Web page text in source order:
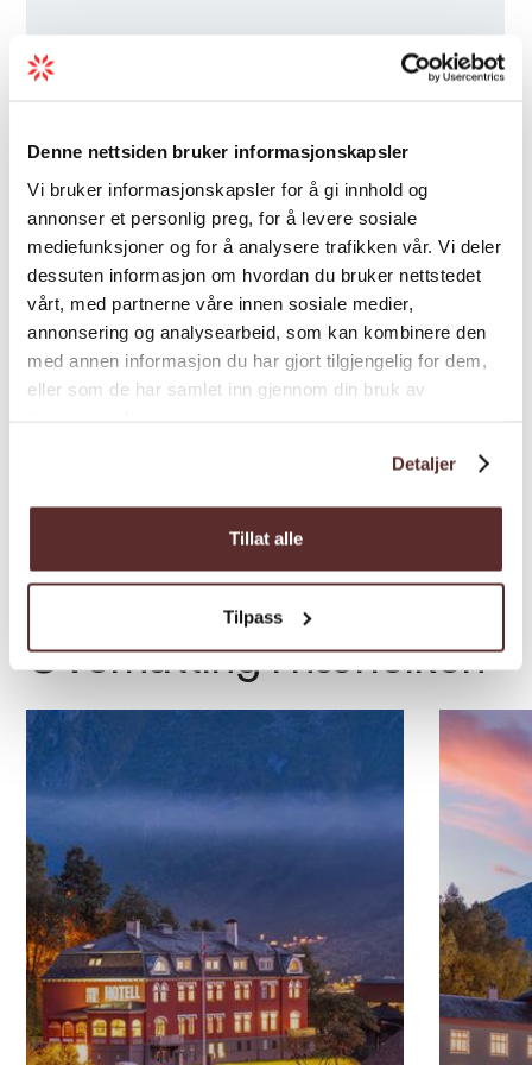
Denne nettsiden bruker informasjonskapsler
Vi bruker informasjonskapsler for å gi innhold og
annonser et personlig preg, for å levere sosiale
mediefunksjoner og for å analysere trafikken vår. Vi deler
dessuten informasjon om hvordan du bruker nettstedet
vårt, med partnerne våre innen sosiale medier,
annonsering og analysearbeid, som kan kombinere den
med annen informasjon du har gjort tilgjengelig for dem,
eller som de har samlet inn gjennom din bruk av
Detaljer
Tillat alle
Tilpass
Prisar
Beskrivelse Pris*
120,00
Overnatting i nærleiken